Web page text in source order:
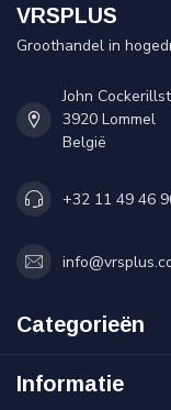
VRSPLUS
Groothandel in
John
3920 Lommel
België
+32 11 49 46
Categorieën
Informatie